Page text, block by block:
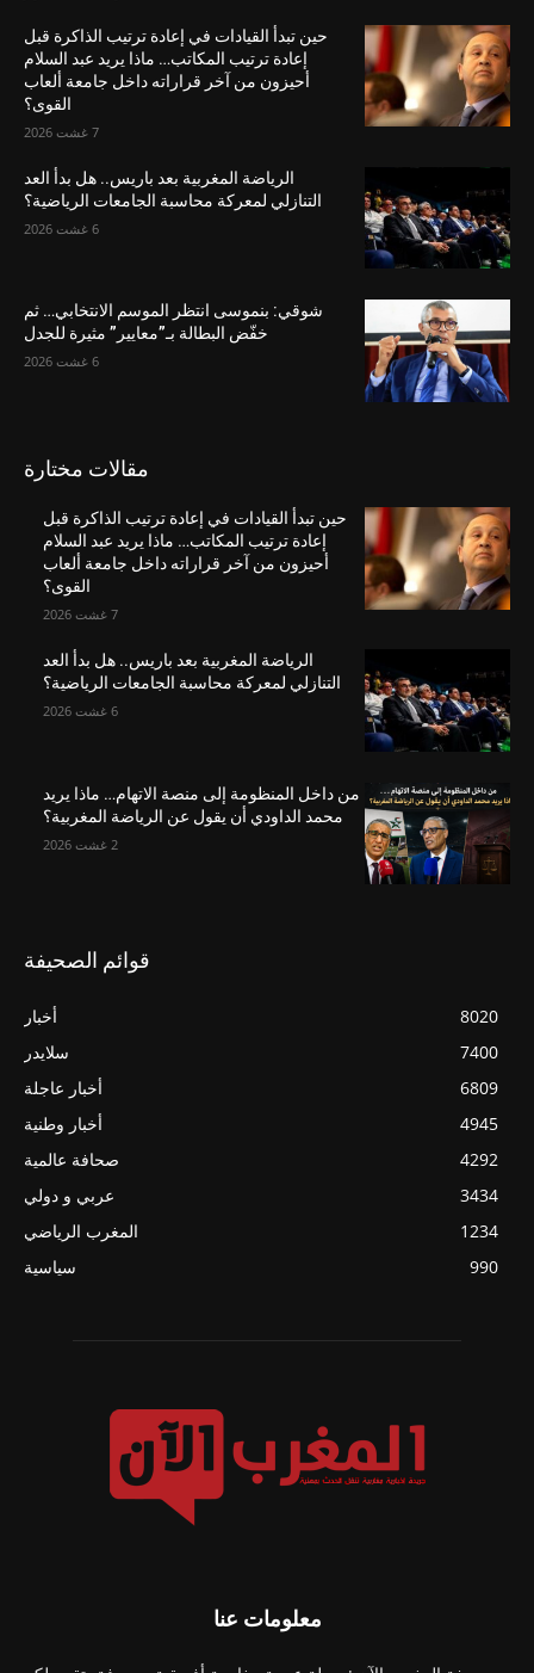
حين تبدأ القيادات في إعادة ترتيب الذاكرة قبل
إعادة ترتيب المكاتب… ماذا يريد عبد السلام
أحيزون من آخر قراراته داخل جامعة ألعاب
القوى؟
7 غشت 2026
الرياضة المغربية بعد باريس.. هل بدأ العد
التنازلي لمعركة محاسبة الجامعات الرياضية؟
6 غشت 2026
شوقي: بنموسى انتظر الموسم الانتخابي… ثم
خفّض البطالة بـ”معايير” مثيرة للجدل
6 غشت 2026
مقالات مختارة
حين تبدأ القيادات في إعادة ترتيب الذاكرة قبل
إعادة ترتيب المكاتب… ماذا يريد عبد السلام
أحيزون من آخر قراراته داخل جامعة ألعاب
القوى؟
7 غشت 2026
الرياضة المغربية بعد باريس.. هل بدأ العد
التنازلي لمعركة محاسبة الجامعات الرياضية؟
6 غشت 2026
من داخل المنظومة إلى منصة الاتهام… ماذا يريد
محمد الداودي أن يقول عن الرياضة المغربية؟
2 غشت 2026
قوائم الصحيفة
أخبار
8020
سلايدر
7400
أخبار عاجلة
6809
أخبار وطنية
4945
صحافة عالمية
4292
عربي و دولي
3434
المغرب الرياضي
1234
سياسية
990
معلومات عنا